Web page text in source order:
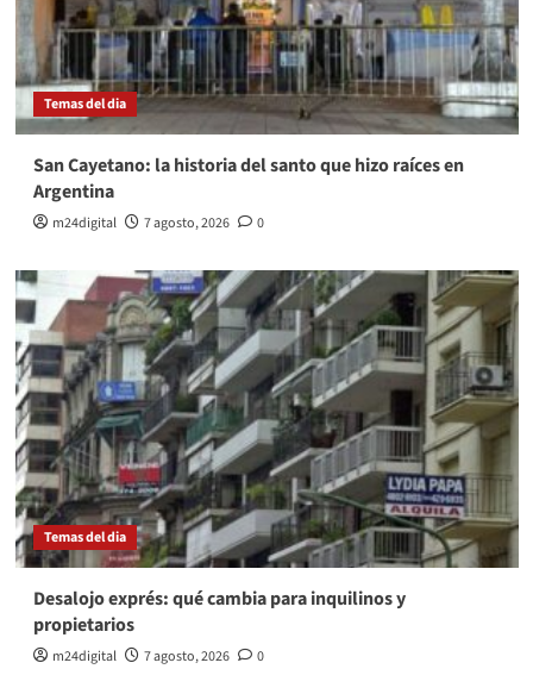
Temas del dia
San Cayetano: la historia del santo que hizo raíces en
Argentina
m24digital 7 agosto, 2026 0
Temas del dia
Desalojo exprés: qué cambia para inquilinos y
propietarios
m24digital 7 agosto, 2026 0